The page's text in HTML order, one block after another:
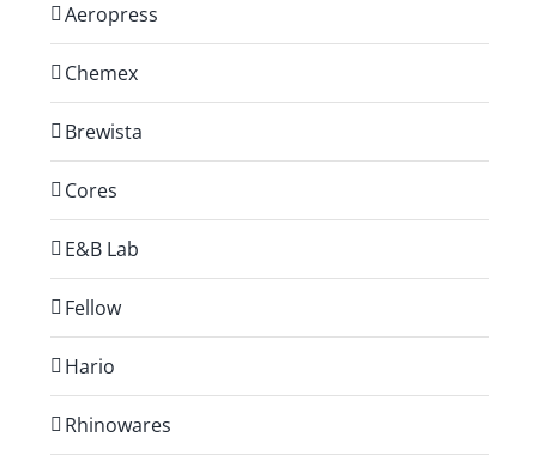
Aeropress
Chemex
Brewista
Cores
E&B Lab
Fellow
Hario
Rhinowares